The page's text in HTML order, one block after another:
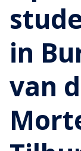
in
van